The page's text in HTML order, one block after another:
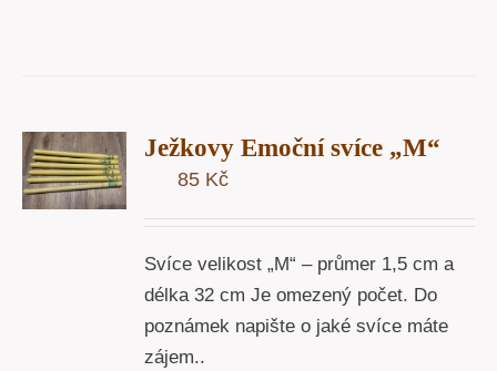
Ježkovy Emoční svíce „M“
85 Kč
Svíce velikost „M“ – průmer 1,5 cm a
délka 32 cm Je omezený počet. Do
poznámek napište o jaké svíce máte
zájem..